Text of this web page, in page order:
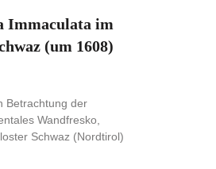
Immaculata im
(um 1608)
Betrachtung der
Wandfresko,
Schwaz (Nordtirol)